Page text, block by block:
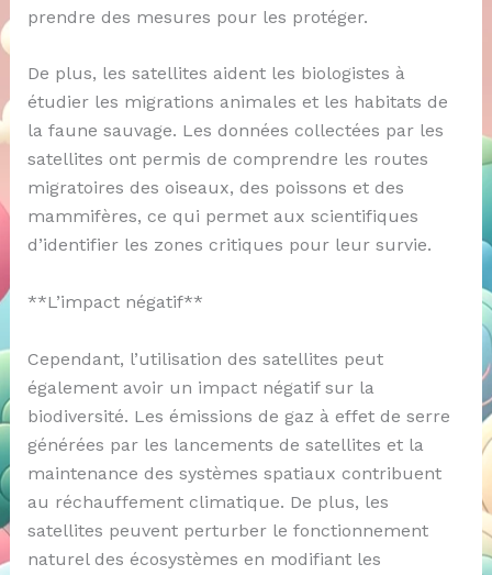
prendre des mesures pour les protéger.
De plus, les satellites aident les biologistes à
étudier les migrations animales et les habitats de
la faune sauvage. Les données collectées par les
satellites ont permis de comprendre les routes
migratoires des oiseaux, des poissons et des
mammifères, ce qui permet aux scientifiques
d’identifier les zones critiques pour leur survie.
**L’impact négatif**
Cependant, l’utilisation des satellites peut
également avoir un impact négatif sur la
biodiversité. Les émissions de gaz à effet de serre
générées par les lancements de satellites et la
maintenance des systèmes spatiaux contribuent
au réchauffement climatique. De plus, les
satellites peuvent perturber le fonctionnement
naturel des écosystèmes en modifiant les